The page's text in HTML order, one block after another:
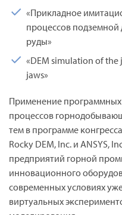
«Прикладное
процессов
руды»
«DEM simulation of
jaws»
Применение
процессов
тем в программе конгресса
Rocky DEM, Inc. и ANSYS,
предприятий горной
инновационного
современных условиях
виртуальных